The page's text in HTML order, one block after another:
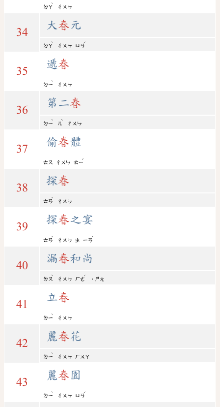
ㄉㄚ
ˋ
ㄔㄨㄣ
34
大春 元
ㄉㄚ
ˋ
ㄔㄨㄣ ㄩㄢ
ˊ
35
遞春
ㄉㄧ
ˋ
ㄔㄨㄣ
36
第二春
ㄉㄧ
ˋ
ㄦ
ˋ
ㄔㄨㄣ
37
偷春體
ㄊㄡ ㄔㄨㄣ ㄊㄧ
ˇ
38
探春
ㄊㄢ
ˋ
ㄔㄨㄣ
39
探春之宴
ㄊㄢ
ˋ
ㄔㄨㄣ ㄓ ㄧㄢ
ˋ
40
漏春和尚
ㄌㄡ
ˋ
ㄔㄨㄣ ㄏㄜ
ˊ
˙ㄕㄤ
41
立春
ㄌㄧ
ˋ
ㄔㄨㄣ
42
麗春花
ㄌㄧ
ˋ
ㄔㄨㄣ ㄏㄨㄚ
43
麗春園
ㄌㄧ
ˋ
ㄔㄨㄣ ㄩㄢ
ˊ